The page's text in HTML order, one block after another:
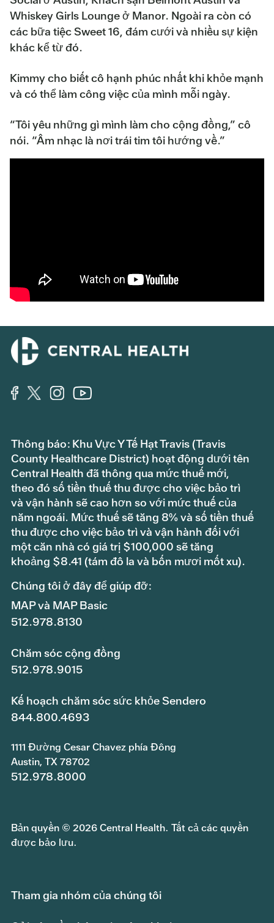
Whiskey Girls Lounge ở Manor. Ngoài ra còn có
các bữa tiệc Sweet 16, đám cưới và nhiều sự kiện
khác kể từ đó.
Kimmy cho biết cô hạnh phúc nhất khi khỏe mạnh
và có thể làm công việc của mình mỗi ngày.
“Tôi yêu những gì mình làm cho cộng đồng,” cô
nói. “Âm nhạc là nơi trái tim tôi hướng về.”
Thông báo: Khu Vực Y Tế Hạt Travis (Travis
County Healthcare District) hoạt động dưới tên
Central Health đã thông qua mức thuế mới,
theo đó số tiền thuế thu được cho việc bảo trì
và vận hành sẽ cao hơn so với mức thuế của
năm ngoái. Mức thuế sẽ tăng 8% và số tiền thuế
thu được cho việc bảo trì và vận hành đối với
một căn nhà có giá trị $100,000 sẽ tăng
khoảng $8.41 (tám đô la và bốn mươi mốt xu).
Chúng tôi ở đây để giúp đỡ:
MAP và MAP Basic
512.978.8130
Chăm sóc cộng đồng
512.978.9015
Kế hoạch chăm sóc sức khỏe Sendero
844.800.4693
1111 Đường Cesar Chavez phía Đông
Austin, TX 78702
512.978.8000
Bản quyền © 2026 Central Health. Tất cả các quyền
được bảo lưu.
Tham gia nhóm của chúng tôi